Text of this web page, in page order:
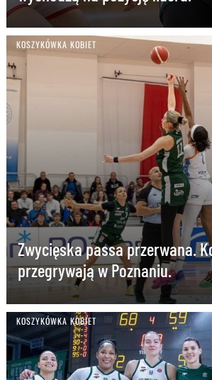
KOSZYKÓWKA KOBIET
Zwycięska passa przerwana.
przegrywają w Poznaniu.
KOSZYKÓWKA KOBIET